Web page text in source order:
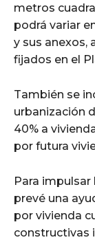
metros
podrá variar
y sus anexos,
fijados en el
También se
urbanización
40% a
por futura
Para
prevé una
por vivienda
constructivas